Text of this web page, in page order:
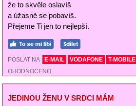
že to skvěle oslavíš
a úžasně se pobavíš.
Přejeme Ti jen to nejlepší.
POSLAT NA E-MAIL VODAFONE T-MOBILE
OHODNOCENO
JEDINOU ŽENU V SRDCI MÁM